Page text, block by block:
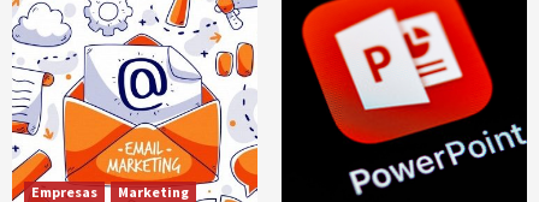
Empresas
Marketing